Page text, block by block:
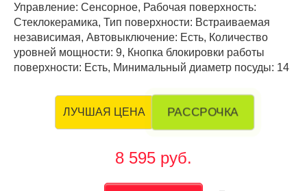
Управление: Сенсорное, Рабочая поверхность:
Стеклокерамика, Тип поверхности: Встраиваемая
независимая, Автовыключение: Есть, Количество
уровней мощности: 9, Кнопка блокировки работы
поверхности: Есть, Минимальный диаметр посуды: 14
ЛУЧШАЯ ЦЕНА РАССРОЧКА
8 595 руб.